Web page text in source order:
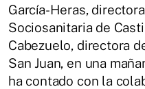
García-Heras,
Sociosanitaria de
Cabezuelo, directora
San Juan, en una
ha contado con la